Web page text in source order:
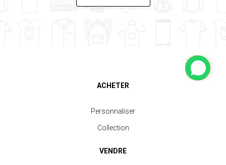
ACHETER
Personnaliser
Collection
VENDRE